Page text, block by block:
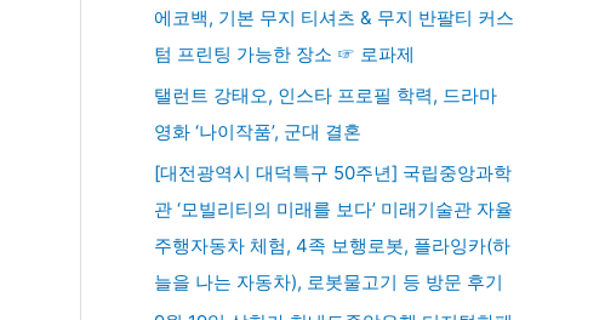
에코백, 기본 무지 티셔츠 & 무지 반팔티 커스
텀 프린팅 가능한 장소 ☞ 로파제
탤런트 강태오, 인스타 프로필 학력, 드라마
영화 ‘나이작품’, 군대 결혼
[대전광역시 대덕특구 50주년] 국립중앙과학
관 ‘모빌리티의 미래를 보다’ 미래기술관 자율
주행자동차 체험, 4족 보행로봇, 플라잉카(하
늘을 나는 자동차), 로봇물고기 등 방문 후기